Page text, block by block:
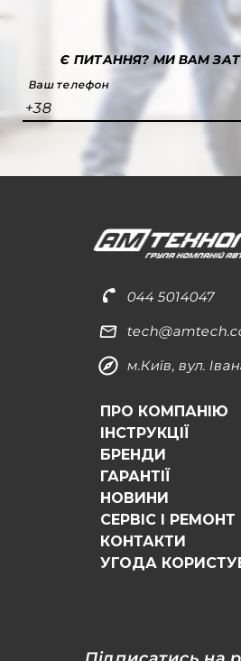
Є ПИТАННЯ?МИ ВАМ
Ваш телефон
+38
044 5014047
м.Київ, вул.
ПРО КОМПАНІЮ
ІНСТРУКЦІЇ
БРЕНДИ
ГАРАНТІЇ
НОВИНИ
СЕРВІС І РЕМОНТ
КОНТАКТИ
УГОДА